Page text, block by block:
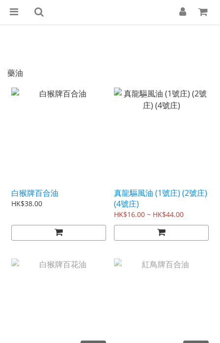
藥油
白猴牌百合油
HK$38.00
真龍驅風油 (1號庄) (2號庄)
(4號庄)
HK$16.00 ~ HK$44.00